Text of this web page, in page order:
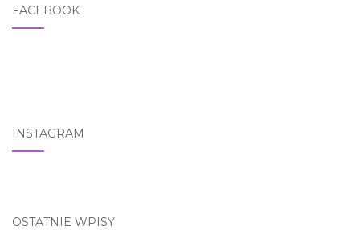
FACEBOOK
INSTAGRAM
OSTATNIE WPISY